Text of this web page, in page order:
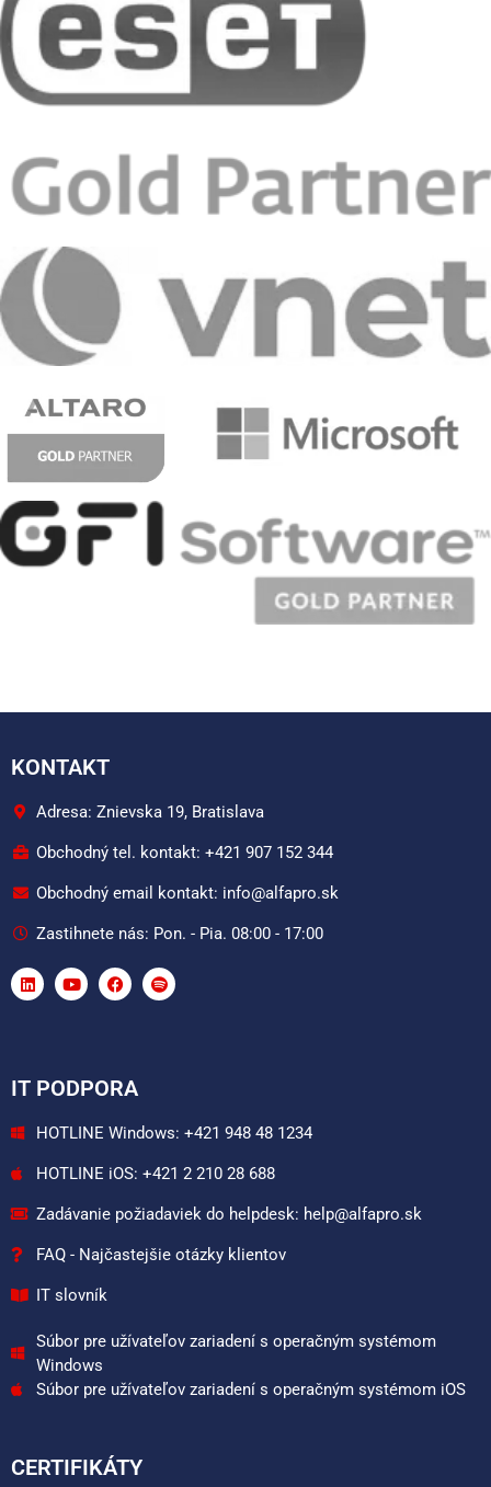
KONTAKT
Adresa: Znievska 19, Bratislava
Obchodný tel. kontakt: +421 907 152 344
Obchodný email kontakt: info@alfapro.sk
Zastihnete nás: Pon. - Pia. 08:00 - 17:00
IT PODPORA
HOTLINE Windows: +421 948 48 1234
HOTLINE iOS: +421 2 210 28 688
Zadávanie požiadaviek do helpdesk: help@alfapro.sk
FAQ - Najčastejšie otázky klientov
IT slovník
Súbor pre užívateľov zariadení s operačným systémom
Windows
Súbor pre užívateľov zariadení s operačným systémom iOS
CERTIFIKÁTY